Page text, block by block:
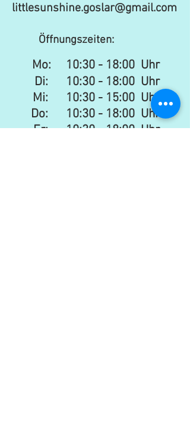
littlesunshine.goslar@gmail.com
Öffnungszeiten:
Mo: 10:30 - 18:00 Uhr
Di: 10:30 - 18:00 Uhr
Mi: 10:30 - 15:00 Uhr​​
Do: 10:30 - 18:00 Uhr
Fr: 10:30 - 18:00 Uhr